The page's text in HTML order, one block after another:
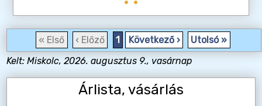
« Első ‹ Előző 1 Következő ›
Utolsó »
Kelt: Miskolc, 2026. augusztus 9., vasárnap
Árlista, vásárlás